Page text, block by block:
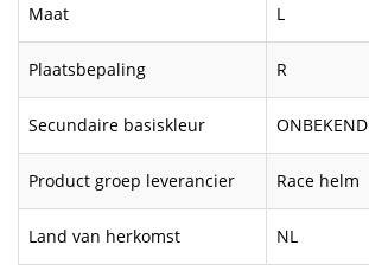
Maat L
Plaatsbepaling R
Secundaire basiskleur ONBEKEND
Product groep leverancier Race helm
Land van herkomst NL